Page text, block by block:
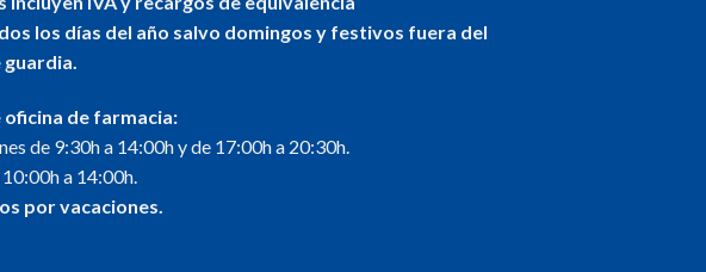
los días del año salvo domingos y festivos fuera del
guardia.
de farmacia:
de 9:30h a 14:00h y de 17:00h a 20:30h.
a 14:00h.
por vacaciones.